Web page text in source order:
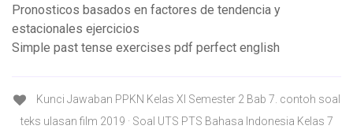
Pronosticos basados en factores de tendencia y
estacionales ejercicios
Simple past tense exercises pdf perfect english
Kunci Jawaban PPKN Kelas XI Semester 2 Bab 7. contoh soal
teks ulasan film 2019 · Soal UTS PTS Bahasa Indonesia Kelas 7